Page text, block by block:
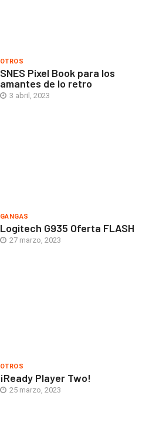
OTROS
SNES Pixel Book para los
amantes de lo retro
3 abril, 2023
GANGAS
Logitech G935 Oferta FLASH
27 marzo, 2023
OTROS
¡Ready Player Two!
25 marzo, 2023